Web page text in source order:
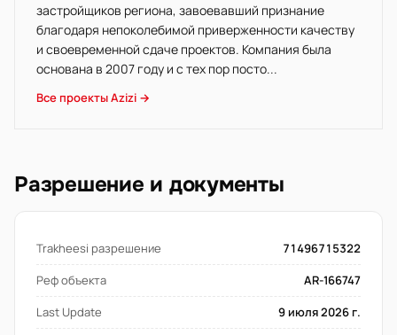
застройщиков региона, завоевавший признание
благодаря непоколебимой приверженности качеству
и своевременной сдаче проектов. Компания была
основана в 2007 году и с тех пор посто...
Все проекты Azizi →
Разрешение и документы
Trakheesi разрешение
71496715322
Реф объекта
AR-166747
Last Update
9 июля 2026 г.